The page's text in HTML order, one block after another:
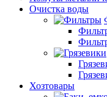
Очистка воды
Хозтовары